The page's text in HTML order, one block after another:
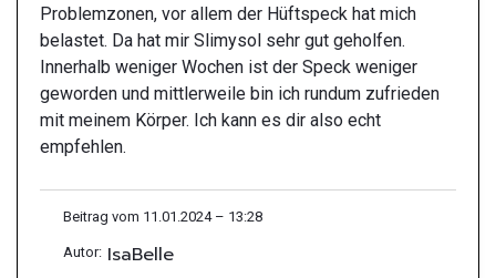
Problemzonen, vor allem der Hüftspeck hat mich
belastet. Da hat mir Slimysol sehr gut geholfen.
Innerhalb weniger Wochen ist der Speck weniger
geworden und mittlerweile bin ich rundum zufrieden
mit meinem Körper. Ich kann es dir also echt
empfehlen.
Beitrag vom 11.01.2024 – 13:28
Autor: IsaBelle